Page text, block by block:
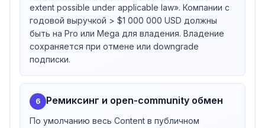
extent possible under applicable law». Компании с
годовой выручкой > $1 000 000 USD должны
быть на Pro или Mega для владения. Владение
сохраняется при отмене или downgrade
подписки.
6 Ремиксинг и open-community обмен
По умолчанию весь Content в публичном